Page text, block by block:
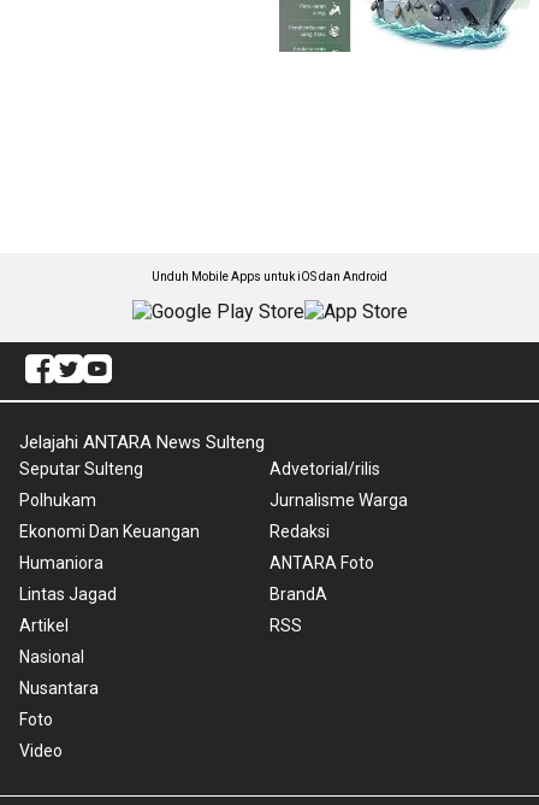
Unduh Mobile Apps untuk iOS dan Android
Jelajahi ANTARA News Sulteng
Seputar Sulteng
Polhukam
Ekonomi Dan Keuangan
Humaniora
Lintas Jagad
Artikel
Nasional
Nusantara
Foto
Video
Advetorial/rilis
Jurnalisme Warga
Redaksi
ANTARA Foto
BrandA
RSS